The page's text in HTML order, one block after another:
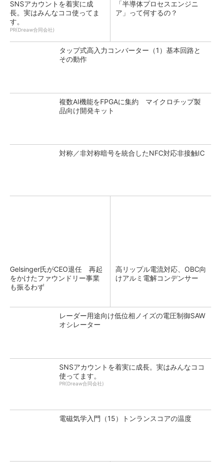
SNSアカウントを着実に成
長。実はみんなココ使ってま
す。
PR(Dreaw合同会社)
「半導体プロセスエンジニ
ア」って何するの？
タップ式高入力コンバーター（1）基本回路と
その動作
複数AI機能をFPGAに集約 マイクロチップ製
品向け開発キット
対称／非対称暗号を統合したNFC対応非接触IC
Gelsinger氏がCEO退任 再起
をかけたファウンドリー事業
も振るわず
高リップル電流対応、OBC向
けアルミ電解コンデンサー
レーダー用途向け低位相ノイズの電圧制御SAW
オシレーター
SNSアカウントを着実に成長。実はみんなココ
使ってます。
PR(Dreaw合同会社)
電磁気学入門（15）トンランスコアの温度